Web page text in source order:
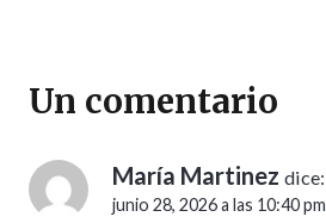
Un comentario
María Martinez dice:
junio 28, 2026 a las 10:40 pm